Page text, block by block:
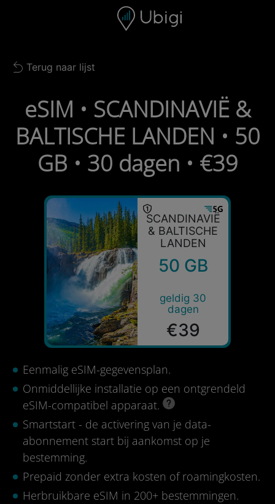
Navigatiebalk Voettekst
Back to list
Terug naar lijst
eSIM • SCANDINAVIË &
BALTISCHE LANDEN • 50
GB • 30 dagen • €39
SCANDINAVIË
& BALTISCHE
LANDEN
50 GB
geldig 30
dagen
€39
Eenmalig eSIM-gegevensplan.
Onmiddellijke installatie op een ontgrendeld
eSIM-compatibel apparaat.
Smartstart - de activering van je data-
abonnement start bij aankomst op je
bestemming.
Prepaid zonder extra kosten of roamingkosten.
Herbruikbare eSIM in 200+ bestemmingen.